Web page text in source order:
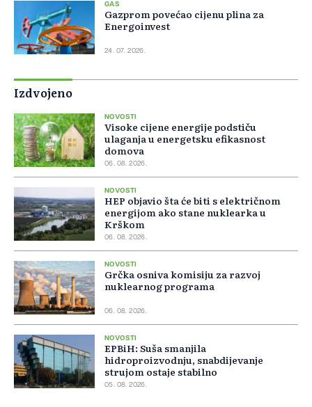
GAS
Gazprom povećao cijenu plina za
Energoinvest
24. 07. 2026.
Izdvojeno
NOVOSTI
Visoke cijene energije podstiču
ulaganja u energetsku efikasnost
domova
06. 08. 2026.
NOVOSTI
HEP objavio šta će biti s električnom
energijom ako stane nuklearka u
Krškom
06. 08. 2026.
NOVOSTI
Grčka osniva komisiju za razvoj
nuklearnog programa
06. 08. 2026.
NOVOSTI
EPBiH: Suša smanjila
hidroproizvodnju, snabdijevanje
strujom ostaje stabilno
05. 08. 2026.